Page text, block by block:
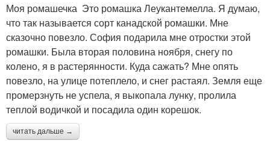
Моя ромашечка Это ромашка Леукантемелла. Я думаю,
что так называется сорт канадской ромашки. Мне
сказочно повезло. София подарила мне отростки этой
ромашки. Была вторая половина ноября, снегу по
колено, я в растерянности. Куда сажать? Мне опять
повезло, на улице потеплело, и снег растаял. Земля еще
промерзнуть не успела, я выкопала лунку, пролила
теплой водичкой и посадила один корешок.
читать дальше →